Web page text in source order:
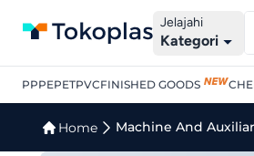
Jelajahi
Kategori
PPPEPETPVCFINISHED GOODS
Home Machine And
Jual Machine